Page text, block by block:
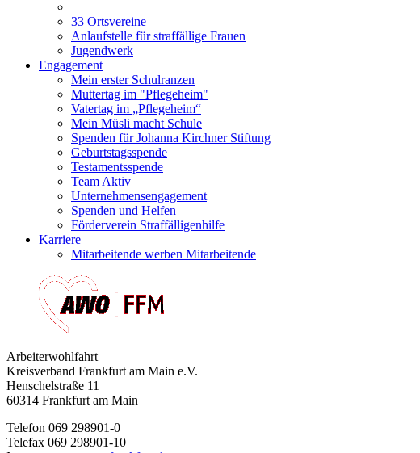
33 Ortsvereine
Anlaufstelle für straffällige Frauen
Jugendwerk
Engagement
Mein erster Schulranzen
Muttertag im "Pflegeheim"
Vatertag im „Pflegeheim“
Mein Müsli macht Schule
Spenden für Johanna Kirchner Stiftung
Geburtstagsspende
Testamentsspende
Team Aktiv
Unternehmensengagement
Spenden und Helfen
Förderverein Straffälligenhilfe
Karriere
Mitarbeitende werben Mitarbeitende
Arbeiterwohlfahrt
Kreisverband Frankfurt am Main e.V.
Henschelstraße 11
60314 Frankfurt am Main
Telefon 069 298901-0
Telefax 069 298901-10